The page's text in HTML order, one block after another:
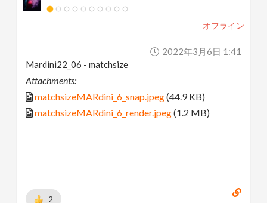
オフライン
2022年3月6日 1:41
Mardini22_06 - matchsize
Attachments:
matchsizeMARdini_6_snap.jpeg(44.9 KB)
matchsizeMARdini_6_render.jpeg(1.2 MB)
2